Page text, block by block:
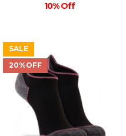
10% Off
SALE
20%OFF